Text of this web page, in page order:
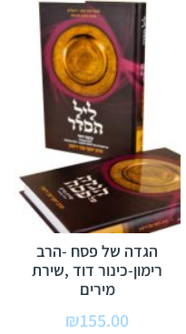
הגדה של פסח -הרב
רימון-כינור דוד ,שירת
מירים
₪155.00